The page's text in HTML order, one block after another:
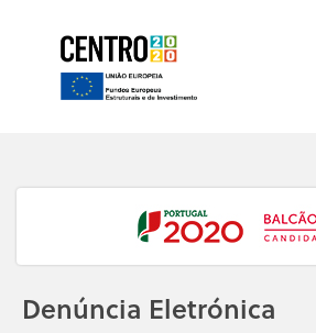
Denúncia Eletrónica